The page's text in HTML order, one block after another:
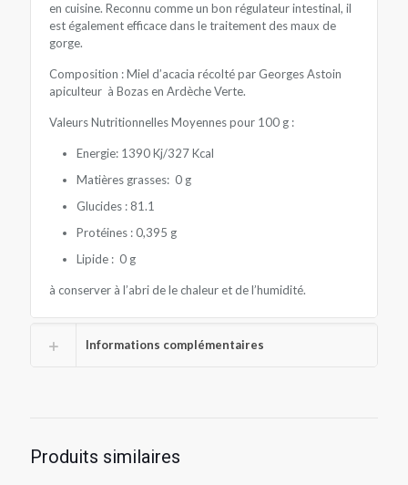
en cuisine. Reconnu comme un bon régulateur intestinal, il
est également efficace dans le traitement des maux de
gorge.
Composition : Miel d’acacia récolté par Georges Astoin
apiculteur à Bozas en Ardèche Verte.
Valeurs Nutritionnelles Moyennes pour 100 g :
Energie: 1390 Kj/327 Kcal
Matières grasses: 0 g
Glucides : 81.1
Protéines : 0,395 g
Lipide : 0 g
à conserver à l’abri de le chaleur et de l’humidité.
Informations complémentaires
Produits similaires